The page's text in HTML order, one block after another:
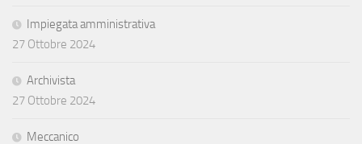
Impiegata amministrativa
27 Ottobre 2024
Archivista
27 Ottobre 2024
Meccanico